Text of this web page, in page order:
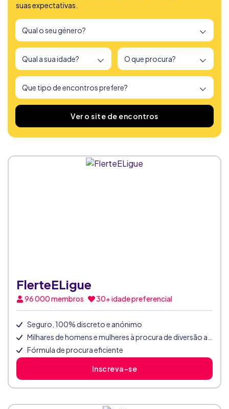
suas expectativas.
Encontrámos Ver o site de encontros
FlerteELigue
96 000membros 30+ idade preferencial
Seguro, 100% discreto e anónimo
Fórmula de procura eficiente
Inscreva-se